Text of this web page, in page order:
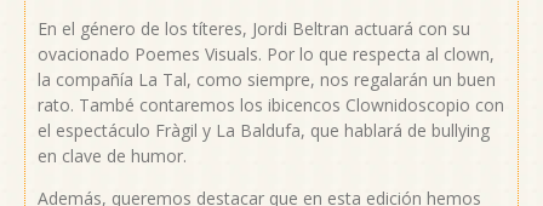
En el género de los títeres, Jordi Beltran actuará con su
ovacionado Poemes Visuals. Por lo que respecta al clown,
la compañía La Tal, como siempre, nos regalarán un buen
rato. També contaremos los ibicencos Clownidoscopio con
el espectáculo Fràgil y La Baldufa, que hablará de bullying
en clave de humor.
Además, queremos destacar que en esta edición hemos